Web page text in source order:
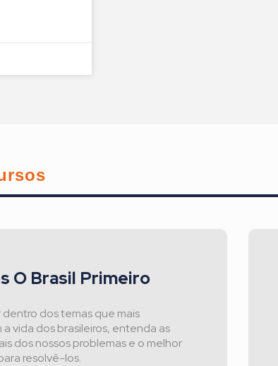
O Brasil Primeiro
dentro dos temas que mais
a vida dos brasileiros, entenda as
dos nossos problemas e o melhor
resolvê-los.